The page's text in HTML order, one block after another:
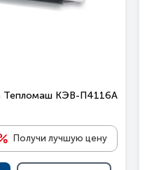
Тепломаш КЭВ-П4116A
Получи лучшую цену